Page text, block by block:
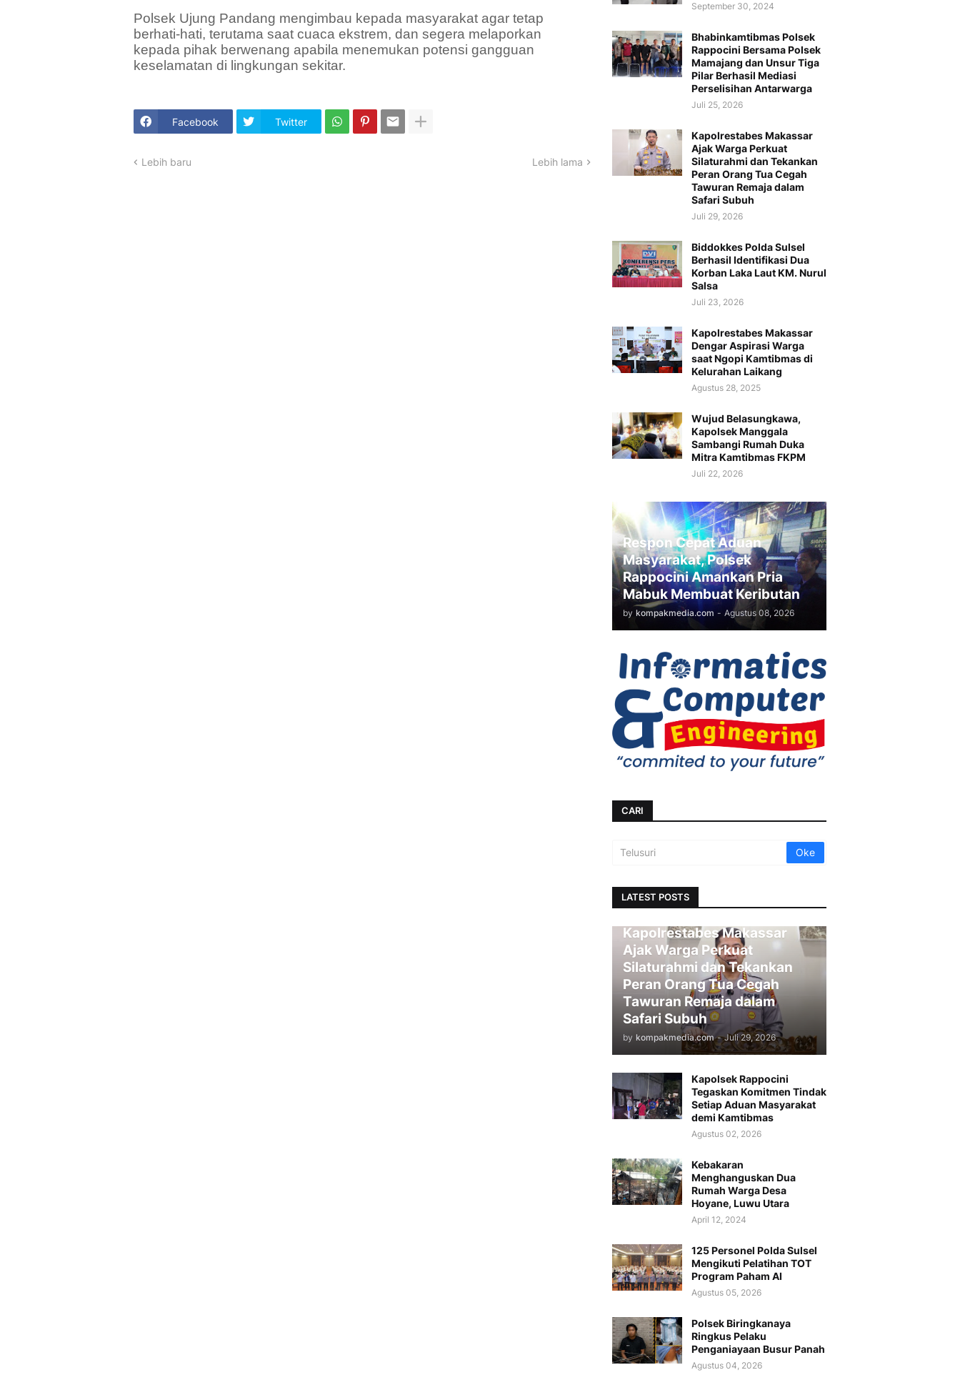
Polsek Ujung Pandang mengimbau kepada masyarakat agar tetap
berhati-hati, terutama saat cuaca ekstrem, dan segera melaporkan
kepada pihak berwenang apabila menemukan potensi gangguan
keselamatan di lingkungan sekitar.
Facebook Twitter
Lebih baru Lebih lama
September 30, 2024
Bhabinkamtibmas Polsek
Rappocini Bersama Polsek
Mamajang dan Unsur Tiga
Pilar Berhasil Mediasi
Perselisihan Antarwarga
Juli 25, 2026
Kapolrestabes Makassar
Ajak Warga Perkuat
Silaturahmi dan Tekankan
Peran Orang Tua Cegah
Tawuran Remaja dalam
Safari Subuh
Juli 29, 2026
Biddokkes Polda Sulsel
Berhasil Identifikasi Dua
Korban Laka Laut KM. Nurul
Salsa
Juli 23, 2026
Kapolrestabes Makassar
Dengar Aspirasi Warga
saat Ngopi Kamtibmas di
Kelurahan Laikang
Agustus 28, 2025
Wujud Belasungkawa,
Kapolsek Manggala
Sambangi Rumah Duka
Mitra Kamtibmas FKPM
Juli 22, 2026
Respon Cepat Aduan
Masyarakat, Polsek
Rappocini Amankan Pria
Mabuk Membuat Keributan
by kompakmedia.com - Agustus 08, 2026
CARI
LATEST POSTS
Kapolrestabes Makassar
Ajak Warga Perkuat
Silaturahmi dan Tekankan
Peran Orang Tua Cegah
Tawuran Remaja dalam
Safari Subuh
by kompakmedia.com - Juli 29, 2026
Kapolsek Rappocini
Tegaskan Komitmen Tindak
Setiap Aduan Masyarakat
demi Kamtibmas
Agustus 02, 2026
Kebakaran
Menghanguskan Dua
Rumah Warga Desa
Hoyane, Luwu Utara
April 12, 2024
125 Personel Polda Sulsel
Mengikuti Pelatihan TOT
Program Paham AI
Agustus 05, 2026
Polsek Biringkanaya
Ringkus Pelaku
Penganiayaan Busur Panah
Agustus 04, 2026